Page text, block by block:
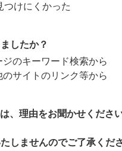
つけにくかった
したか？
ジのキーワード検索から
サイトのリンク等から
、理由をお聞かせください
しませんのでご了承くださ